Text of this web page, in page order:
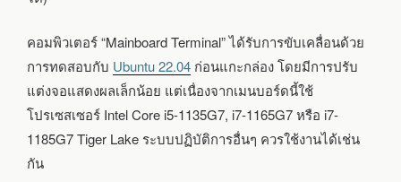
คอมพิวเตอร์ “Mainboard Terminal” ได้รับการขับเคลื่อนด้วย
การทดสอบกับ Ubuntu 22.04 ก่อนแกะกล่อง โดยมีการปรับ
แต่งจอแสดงผลเล็กน้อย แต่เนื่องจากเมนบอร์ดนี้ใช้
โปรเซสเซอร์ Intel Core i5-1135G7, i7-1165G7 หรือ i7-
1185G7 Tiger Lake ระบบปฏิบัติการอื่นๆ ควรใช้งานได้เช่น
กัน